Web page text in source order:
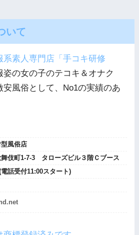
いて
系素人専門店「手コキ研修
姿の女の子のテコキ＆オナク
安風俗として、No1の実績のあ
風俗店
伎町1‐7-3 タローズビル３階Ｃブース
話受付11:00スタート)